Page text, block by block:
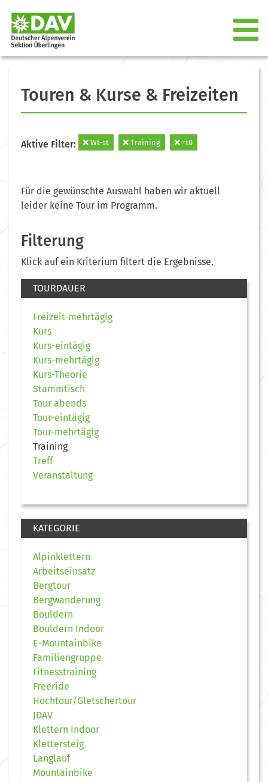
Touren & Kurse & Freizeiten
Aktive Filter: Wt-st Training =t0
Für die gewünschte Auswahl haben wir aktuell
leider keine Tour im Programm.
Filterung
Klick auf ein Kriterium filtert die Ergebnisse.
TOURDAUER
Freizeit-mehrtägig
Kurs
Kurs-eintägig
Kurs-mehrtägig
Kurs-Theorie
Stammtisch
Tour abends
Tour-eintägig
Tour-mehrtägig
Training
Treff
Veranstaltung
KATEGORIE
Alpinklettern
Arbeitseinsatz
Bergtour
Bergwanderung
Bouldern
Bouldern Indoor
E-Mountainbike
Familiengruppe
Fitnesstraining
Freeride
Hochtour/Gletschertour
JDAV
Klettern Indoor
Klettersteig
Langlauf
Mountainbike